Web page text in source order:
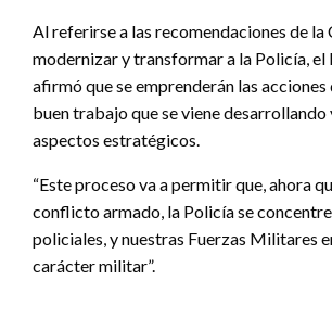
Al referirse a las recomendaciones de la
modernizar y transformar a la Policía,
afirmó que se emprenderán las
buen trabajo que se viene desarrollando
aspectos estratégicos.
“Este proceso va a permitir que, ahora
conflicto armado, la Policía se
policiales, y nuestras Fuerzas Militares
carácter militar”.